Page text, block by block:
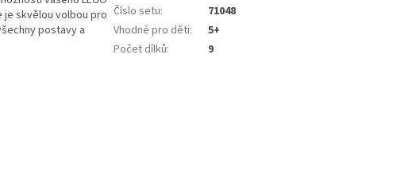
skvělou volbou pro
postavy a
Číslo setu:
71048
Vhodné pro děti:
5+
Počet dílků: 9